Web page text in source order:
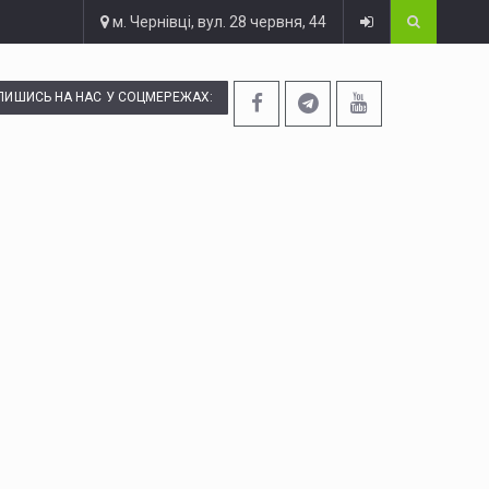
м. Чернівці, вул. 28 червня, 44
НА НАС У СОЦМЕРЕЖАХ: